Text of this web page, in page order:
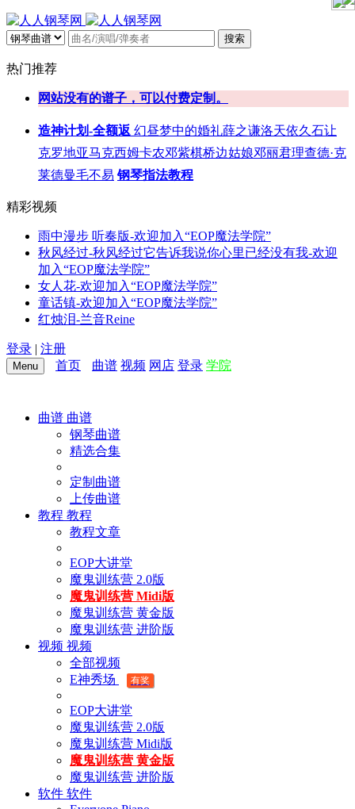
搜索
热门推荐
网站没有的谱子，可以付费定制。
造神计划-全额返 幻昼梦中的婚礼薛之谦洛天依久石让
克罗地亚马克西姆卡农邓紫棋桥边姑娘邓丽君理查德·克
莱德曼毛不易 钢琴指法教程
精彩视频
雨中漫步 听奏版-欢迎加入“EOP魔法学院”
秋风经过-秋风经过它告诉我说你心里已经没有我-欢迎
加入“EOP魔法学院”
女人花-欢迎加入“EOP魔法学院”
童话镇-欢迎加入“EOP魔法学院”
红烛泪-兰音Reine
登录 | 注册
Menu 首页 曲谱 视频 网店 登录 学院
曲谱 曲谱
钢琴曲谱
精选合集
定制曲谱
上传曲谱
教程 教程
教程文章
EOP大讲堂
魔鬼训练营 2.0版
魔鬼训练营 Midi版
魔鬼训练营 黄金版
魔鬼训练营 进阶版
视频 视频
全部视频
E神秀场
有奖
EOP大讲堂
魔鬼训练营 2.0版
魔鬼训练营 Midi版
魔鬼训练营 黄金版
魔鬼训练营 进阶版
软件 软件